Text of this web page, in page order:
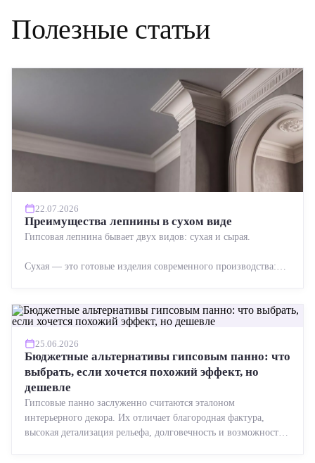
Полезные статьи
22.07.2026
Преимущества лепнины в сухом виде
Гипсовая лепнина бывает двух видов: сухая и сырая.
Сухая — это готовые изделия современного производства:
25.06.2026
Бюджетные альтернативы гипсовым панно: что
выбрать, если хочется похожий эффект, но
дешевле
Гипсовые панно заслуженно считаются эталоном
интерьерного декора. Их отличает благородная фактура,
высокая детализация рельефа, долговечность и возможность